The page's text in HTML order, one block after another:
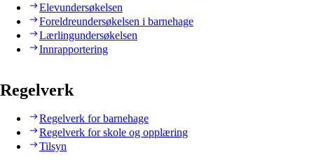
Elevundersøkelsen
Foreldreundersøkelsen i barnehage
Lærlingundersøkelsen
Innrapportering
Regelverk
Regelverk for barnehage
Regelverk for skole og opplæring
Tilsyn